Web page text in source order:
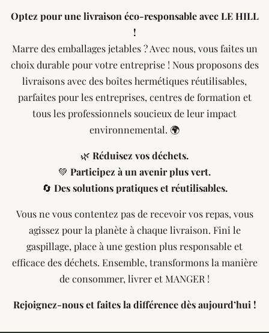
Optez pour une livraison éco-responsable avec LE HILL
!
Marre des emballages jetables ? Avec nous, vous faites un
choix durable pour votre entreprise ! Nous proposons des
livraisons avec des boîtes hermétiques réutilisables,
parfaites pour les entreprises, centres de formation et
tous les professionnels soucieux de leur impact
environnemental. 🌍
🌿 Réduisez vos déchets.
💚 Participez à un avenir plus vert.
🔄 Des solutions pratiques et réutilisables.
Vous ne vous contentez pas de recevoir vos repas, vous
agissez pour la planète à chaque livraison. Fini le
gaspillage, place à une gestion plus responsable et
efficace des déchets. Ensemble, transformons la manière
de consommer, livrer et MANGER !
Rejoignez-nous et faites la différence dès aujourd’hui !